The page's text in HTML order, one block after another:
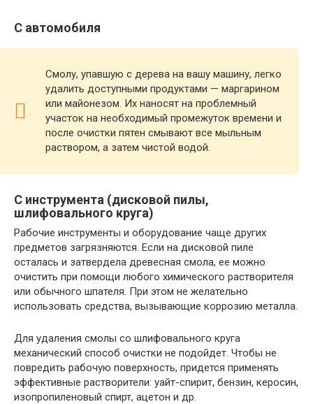
С автомобиля
Смолу, упавшую с дерева на вашу машину, легко
удалить доступными продуктами — маргарином
или майонезом. Их наносят на проблемный
участок на необходимый промежуток времени и
после очистки пятен смывают все мыльным
раствором, а затем чистой водой.
С инструмента (дисковой пилы,
шлифовального круга)
Рабочие инструменты и оборудование чаще других
предметов загрязняются. Если на дисковой пиле
осталась и затвердела древесная смола, ее можно
очистить при помощи любого химического растворителя
или обычного шпателя. При этом не желательно
использовать средства, вызывающие коррозию металла.
Для удаления смолы со шлифовального круга
механический способ очистки не подойдет. Чтобы не
повредить рабочую поверхность, придется применять
эффективные растворители: уайт-спирит, бензин, керосин,
изопропиленовый спирт, ацетон и др.